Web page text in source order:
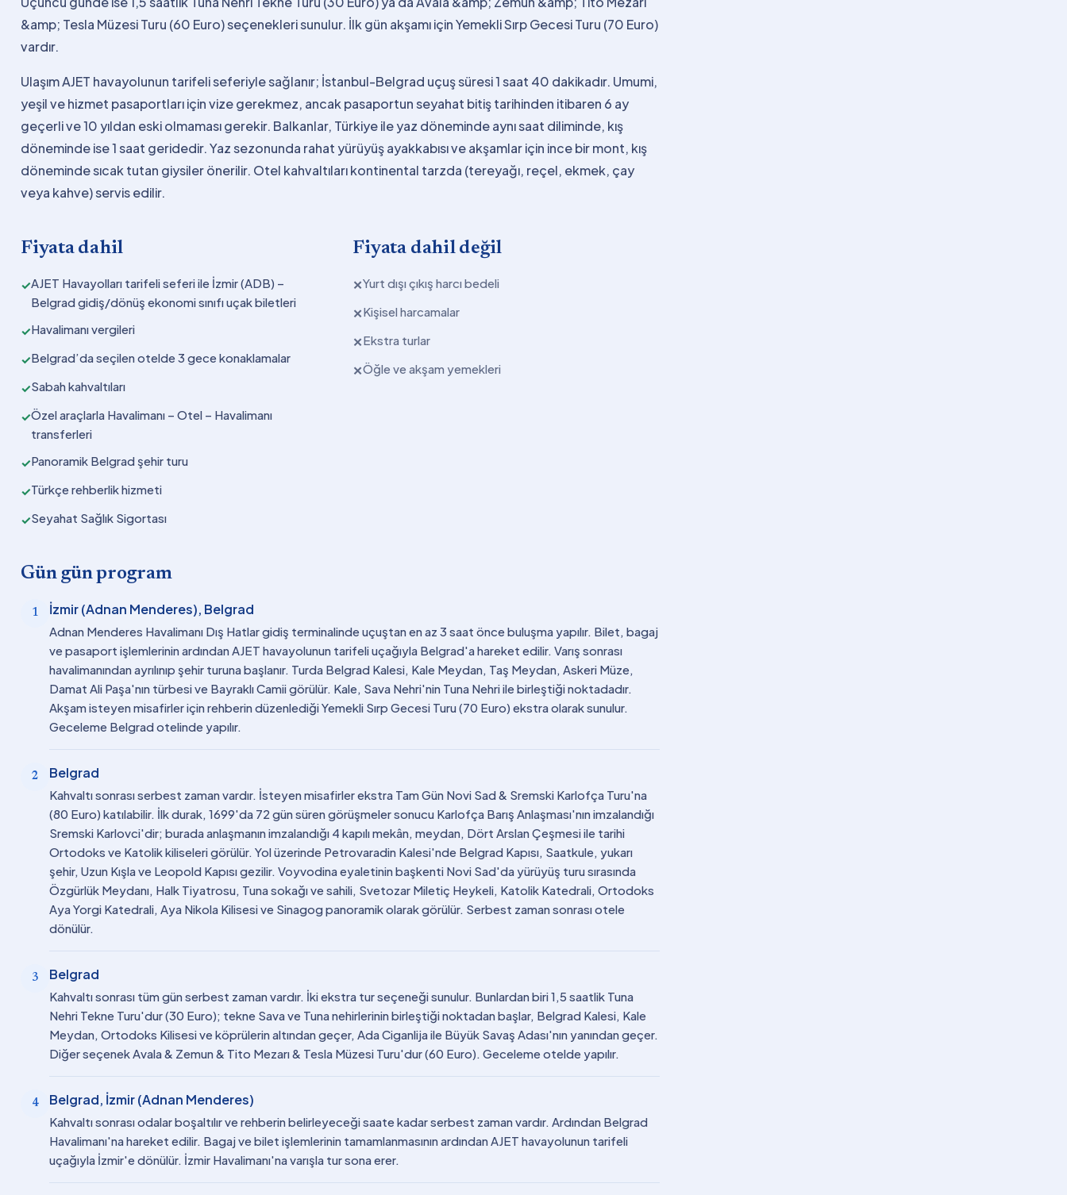
&amp; Tesla Müzesi Turu (60 Euro) seçenekleri sunulur. İlk gün akşamı için Yemekli Sırp Gecesi Turu (70 Euro)
vardır.
Ulaşım AJET havayolunun tarifeli seferiyle sağlanır; İstanbul-Belgrad uçuş süresi 1 saat 40 dakikadır. Umumi,
yeşil ve hizmet pasaportları için vize gerekmez, ancak pasaportun seyahat bitiş tarihinden itibaren 6 ay
geçerli ve 10 yıldan eski olmaması gerekir. Balkanlar, Türkiye ile yaz döneminde aynı saat diliminde, kış
döneminde ise 1 saat geridedir. Yaz sezonunda rahat yürüyüş ayakkabısı ve akşamlar için ince bir mont, kış
döneminde sıcak tutan giysiler önerilir. Otel kahvaltıları kontinental tarzda (tereyağı, reçel, ekmek, çay
veya kahve) servis edilir.
Fiyata dahil
✓AJET Havayolları tarifeli seferi ile İzmir (ADB) –
Belgrad gidiş/dönüş ekonomi sınıfı uçak biletleri
✓Havalimanı vergileri
✓Belgrad’da seçilen otelde 3 gece konaklamalar
✓Sabah kahvaltıları
✓Özel araçlarla Havalimanı – Otel – Havalimanı
transferleri
✓Panoramik Belgrad şehir turu
✓Türkçe rehberlik hizmeti
✓Seyahat Sağlık Sigortası
Fiyata dahil değil
✕Yurt dışı çıkış harcı bedeli
✕Kişisel harcamalar
✕Ekstra turlar
✕Öğle ve akşam yemekleri
Gün gün program
1 İzmir (Adnan Menderes), Belgrad
Adnan Menderes Havalimanı Dış Hatlar gidiş terminalinde uçuştan en az 3 saat önce buluşma yapılır. Bilet, bagaj
ve pasaport işlemlerinin ardından AJET havayolunun tarifeli uçağıyla Belgrad'a hareket edilir. Varış sonrası
havalimanından ayrılınıp şehir turuna başlanır. Turda Belgrad Kalesi, Kale Meydan, Taş Meydan, Askeri Müze,
Damat Ali Paşa'nın türbesi ve Bayraklı Camii görülür. Kale, Sava Nehri'nin Tuna Nehri ile birleştiği noktadadır.
Akşam isteyen misafirler için rehberin düzenlediği Yemekli Sırp Gecesi Turu (70 Euro) ekstra olarak sunulur.
Geceleme Belgrad otelinde yapılır.
2 Belgrad
Kahvaltı sonrası serbest zaman vardır. İsteyen misafirler ekstra Tam Gün Novi Sad & Sremski Karlofça Turu'na
(80 Euro) katılabilir. İlk durak, 1699'da 72 gün süren görüşmeler sonucu Karlofça Barış Anlaşması'nın imzalandığı
Sremski Karlovci'dir; burada anlaşmanın imzalandığı 4 kapılı mekân, meydan, Dört Arslan Çeşmesi ile tarihi
Ortodoks ve Katolik kiliseleri görülür. Yol üzerinde Petrovaradin Kalesi'nde Belgrad Kapısı, Saatkule, yukarı
şehir, Uzun Kışla ve Leopold Kapısı gezilir. Voyvodina eyaletinin başkenti Novi Sad'da yürüyüş turu sırasında
Özgürlük Meydanı, Halk Tiyatrosu, Tuna sokağı ve sahili, Svetozar Miletiç Heykeli, Katolik Katedrali, Ortodoks
Aya Yorgi Katedrali, Aya Nikola Kilisesi ve Sinagog panoramik olarak görülür. Serbest zaman sonrası otele
dönülür.
3 Belgrad
Kahvaltı sonrası tüm gün serbest zaman vardır. İki ekstra tur seçeneği sunulur. Bunlardan biri 1,5 saatlik Tuna
Nehri Tekne Turu'dur (30 Euro); tekne Sava ve Tuna nehirlerinin birleştiği noktadan başlar, Belgrad Kalesi, Kale
Meydan, Ortodoks Kilisesi ve köprülerin altından geçer, Ada Ciganlija ile Büyük Savaş Adası'nın yanından geçer.
Diğer seçenek Avala & Zemun & Tito Mezarı & Tesla Müzesi Turu'dur (60 Euro). Geceleme otelde yapılır.
4 Belgrad, İzmir (Adnan Menderes)
Kahvaltı sonrası odalar boşaltılır ve rehberin belirleyeceği saate kadar serbest zaman vardır. Ardından Belgrad
Havalimanı'na hareket edilir. Bagaj ve bilet işlemlerinin tamamlanmasının ardından AJET havayolunun tarifeli
uçağıyla İzmir'e dönülür. İzmir Havalimanı'na varışla tur sona erer.